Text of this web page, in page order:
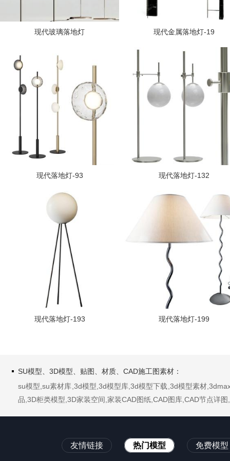
现代玻璃落地灯 现代金属落地灯-19
现代落地灯-93 现代落地灯-132
现代落地灯-193 现代落地灯-199
SU模型、3D模型、贴图、材质、CAD施工图素材：
su模型,su素材库,3d模型,3d模型库,3d模型下载,3d模型素材
品,3D柜类模型,3D家装空间,家装CAD图纸,CAD图库,CAD节点详
友情链接 热门模型 免费模型